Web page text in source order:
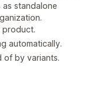
standalone
product.
automatically.
of by variants.